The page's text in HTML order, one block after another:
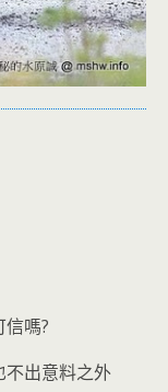
嗎?
不出意料之外